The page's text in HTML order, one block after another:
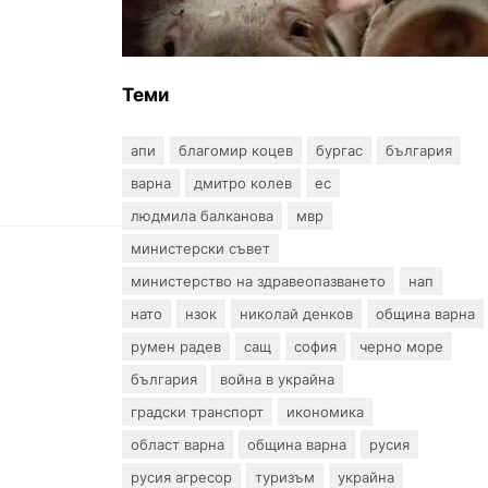
африканска чума по свинете в
стопанство край Варна
Теми
апи благомир коцев бургас
българия
варна
дмитро колев
ес
людмила балканова
мвр
министерски съвет
министерство на здравеопазването
нап
нато
нзок николай денков
община варна
румен радев
сащ софия
черно море
българия
война в украйна
градски транспорт
икономика
област варна
община варна
русия
русия агресор
туризъм украйна